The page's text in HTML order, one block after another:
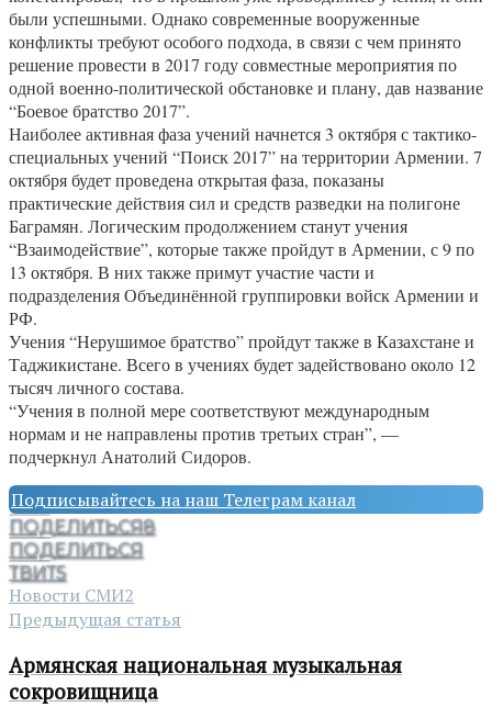
были успешными. Однако современные вооруженные
конфликты требуют особого подхода, в связи с чем принято
решение провести в 2017 году совместные мероприятия по
одной военно-политической обстановке и плану, дав название
“Боевое братство 2017”.
Наиболее активная фаза учений начнется 3 октября с тактико-
специальных учений “Поиск 2017” на территории Армении. 7
октября будет проведена открытая фаза, показаны
практические действия сил и средств разведки на полигоне
Баграмян. Логическим продолжением станут учения
“Взаимодействие”, которые также пройдут в Армении, с 9 по
13 октября. В них также примут участие части и
подразделения Объединённой группировки войск Армении и
РФ.
Учения “Нерушимое братство” пройдут также в Казахстане и
Таджикистане. Всего в учениях будет задействовано около 12
тысяч личного состава.
“Учения в полной мере соответствуют международным
нормам и не направлены против третьих стран”, —
подчеркнул Анатолий Сидоров.
Подписывайтесь на наш Телеграм канал
ПОДЕЛИТЬСЯ8
ПОДЕЛИТЬСЯ
ТВИТ5
Новости СМИ2
Предыдущая статья
Армянская национальная музыкальная
сокровищница